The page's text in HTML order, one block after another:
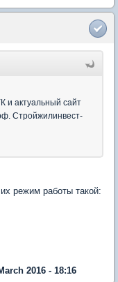
и актуальный сайт
Стройжилинвест-
режим работы такой:
2016 - 18:16